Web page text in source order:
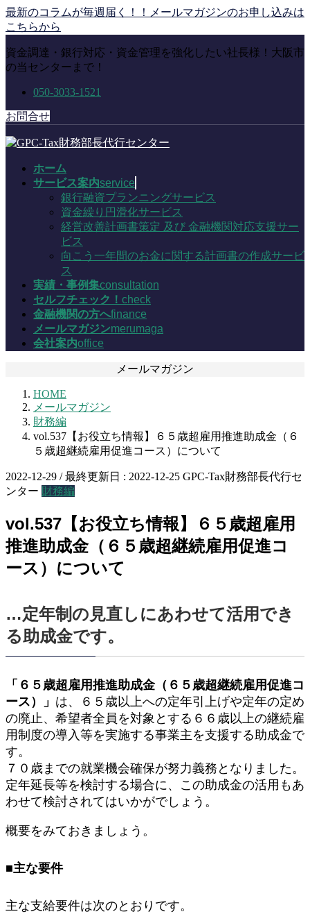
コ
ン
ン
ツ
動
ナ
ビ
ー
シ
に
移
動
最新のコラムが毎週届く！！メールマガジンのお申し込みは
こちらから
資金調達・銀行対応・資金管理を強化したい社長様！大阪市
の当センターまで！
050-3033-1521
お問合せ
ホーム
サービス案内service
銀行融資プランニングサービス
資金繰り円滑化サービス
経営改善計画書策定 及び 金融機関対応支援サー
ビス
向こう一年間のお金に関する計画書の作成サービ
ス
実績・事例集consultation
セルフチェック！ check
金融機関の方へfinance
メールマガジンmerumaga
会社案内office
メールマガジン
HOME
メールマガジン
財務編
vol.537【お役立ち情報】６５歳超雇用推進助成金（６
５歳超継続雇用促進コース）について
2022-12-29 / 最終更新日 : 2022-12-25 GPC-Tax財務部長代行セ
ンター 財務編
vol.537【お役立ち情報】６５歳超雇用
推進助成金（６５歳超継続雇用促進コ
ース）について
…定年制の見直しにあわせて活用でき
る助成金です。
「６５歳超雇用推進助成金（６５歳超継続雇用促進コ
ース）」 は、６５歳以上への定年引上げや定年の定め
の廃止、希望者全員を対象とする６６歳以上の継続雇
用制度の導入等を実施する事業主を支援する助成金で
す。
７０歳までの就業機会確保が努力義務となりました。
定年延長等を検討する場合に、この助成金の活用もあ
わせて検討されてはいかがでしょう。
概要をみておきましょう。
■主な要件
主な支給要件は次のとおりです。